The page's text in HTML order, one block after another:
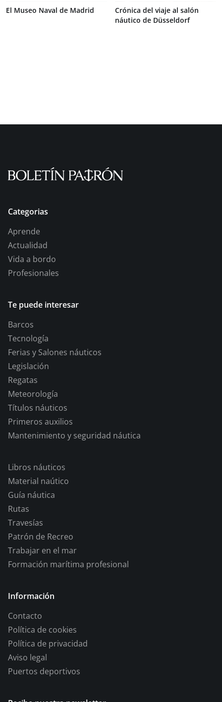
El Museo Naval de Madrid
Crónica del viaje al salón
náutico de Düsseldorf
Categorias
Aprende
Actualidad
Vida a bordo
Profesionales
Te puede interesar
Barcos
Tecnología
Ferias y Salones náuticos
Legislación
Regatas
Meteorología
Títulos náuticos
Primeros auxilios
Mantenimiento y seguridad náutica
Libros náuticos
Material naútico
Guía náutica
Rutas
Travesías
Patrón de Recreo
Trabajar en el mar
Formación marítima profesional
Información
Contacto
Política de cookies
Política de privacidad
Aviso legal
Puertos deportivos